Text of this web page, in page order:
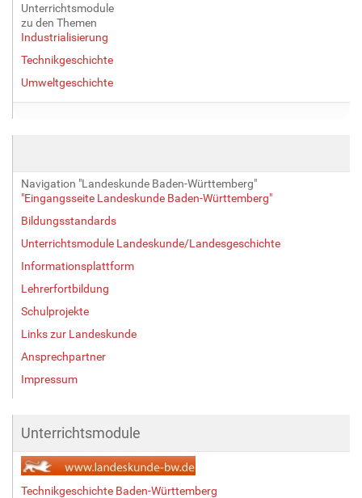
Unterrichtsmodule
zu den Themen
Industrialisierung
Technikgeschichte
Umweltgeschichte
Navigation "Landeskunde Baden-Württemberg"
"Eingangsseite Landeskunde Baden-Württemberg"
Bildungsstandards
Unterrichtsmodule Landeskunde/Landesgeschichte
Informationsplattform
Lehrerfortbildung
Schulprojekte
Links zur Landeskunde
Ansprechpartner
Impressum
Unterrichtsmodule
Technikgeschichte Baden-Württemberg